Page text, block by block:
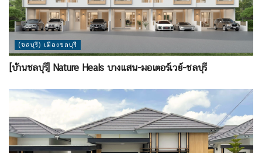
(ชลบุรี) เมืองชลบุรี
[บ้านชลบุรี] Nature Heals บางแสน-มอเตอร์เวย์-ชลบุรี